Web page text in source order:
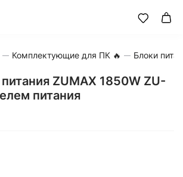
Комплектующие для ПК 🔥 Блоки
ZUMAX 1850W ZU-
питания